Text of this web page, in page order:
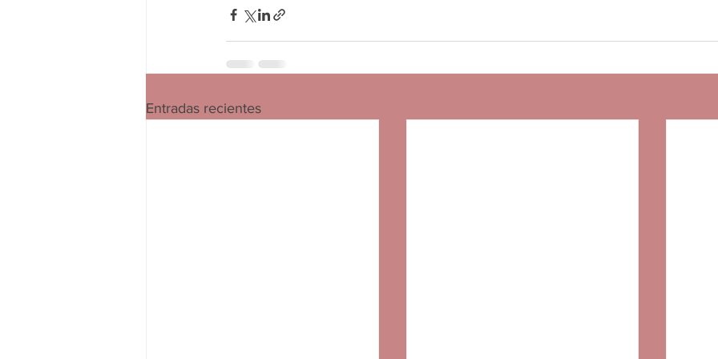
Entradas recientes